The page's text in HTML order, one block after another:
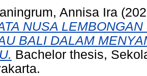
Annisa Ira
NUSA
BALI DALAM
Bachelor thesis,